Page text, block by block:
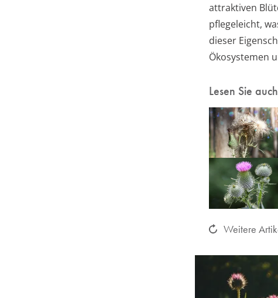
attraktiven
pflegeleicht,
dieser
Ökosystemen
Lesen Sie auch
Weitere